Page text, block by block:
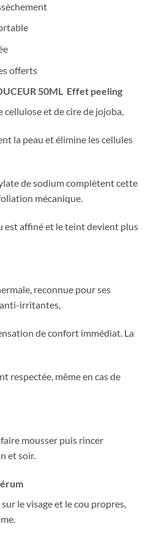
offerts
50ML Effet peeling
cellulose et de cire de jojoba,
la peau et élimine les cellules
de sodium complètent cette
mécanique.
est affiné et le teint devient plus
reconnue pour ses
irritantes,
de confort immédiat. La
respectée, même en cas de
mousser puis rincer
et soir.
le visage et le cou propres,